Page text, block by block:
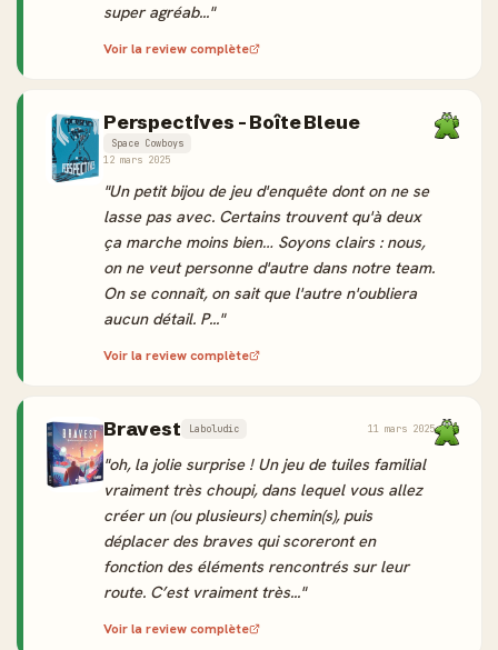
super agréab..."
Voir la review complète
Perspectives - Boîte Bleue
Space Cowboys
12 mars 2025
"Un petit bijou de jeu d'enquête dont on ne se
lasse pas avec. Certains trouvent qu'à deux
ça marche moins bien… Soyons clairs : nous,
on ne veut personne d'autre dans notre team.
On se connaît, on sait que l'autre n'oubliera
aucun détail. P..."
Voir la review complète
Bravest Laboludic 11 mars 2025
"oh, la jolie surprise ! Un jeu de tuiles familial
vraiment très choupi, dans lequel vous allez
créer un (ou plusieurs) chemin(s), puis
déplacer des braves qui scoreront en
fonction des éléments rencontrés sur leur
route. C’est vraiment très..."
Voir la review complète